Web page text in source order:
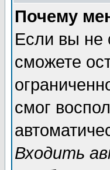
Почему
Если вы не
сможете
смог
Входить